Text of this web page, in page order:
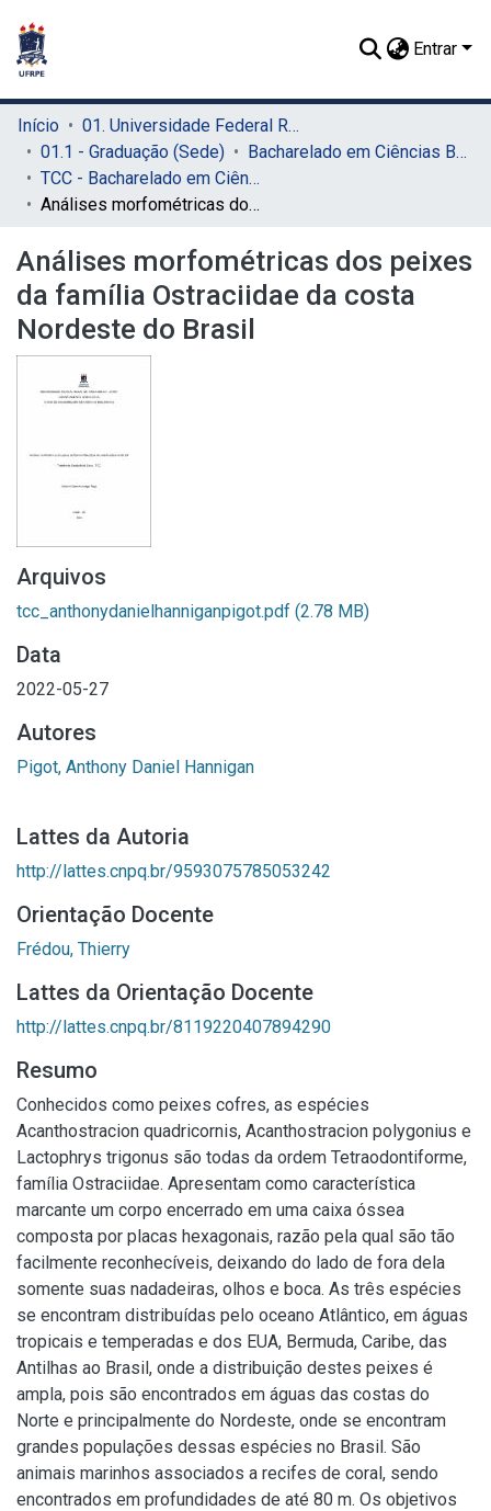
Entrar
Início
01. Universidade Federal Rural de Pernambuco - UFRPE (Sede)
01.1 - Graduação (Sede)
Bacharelado em Ciências Biológicas (Sede)
TCC - Bacharelado em Ciências Biológicas (Sede)
Análises morfométricas dos peixes da família Ostraciidae da costa Nordeste do Brasil
Análises morfométricas dos peixes
da família Ostraciidae da costa
Nordeste do Brasil
Arquivos
tcc_anthonydanielhanniganpigot.pdf (2.78 MB)
Data
2022-05-27
Autores
Pigot, Anthony Daniel Hannigan
Lattes da Autoria
http://lattes.cnpq.br/9593075785053242
Orientação Docente
Frédou, Thierry
Lattes da Orientação Docente
http://lattes.cnpq.br/8119220407894290
Resumo
Conhecidos como peixes cofres, as espécies
Acanthostracion quadricornis, Acanthostracion polygonius e
Lactophrys trigonus são todas da ordem Tetraodontiforme,
família Ostraciidae. Apresentam como característica
marcante um corpo encerrado em uma caixa óssea
composta por placas hexagonais, razão pela qual são tão
facilmente reconhecíveis, deixando do lado de fora dela
somente suas nadadeiras, olhos e boca. As três espécies
se encontram distribuídas pelo oceano Atlântico, em águas
tropicais e temperadas e dos EUA, Bermuda, Caribe, das
Antilhas ao Brasil, onde a distribuição destes peixes é
ampla, pois são encontrados em águas das costas do
Norte e principalmente do Nordeste, onde se encontram
grandes populações dessas espécies no Brasil. São
animais marinhos associados a recifes de coral, sendo
encontrados em profundidades de até 80 m. Os objetivos